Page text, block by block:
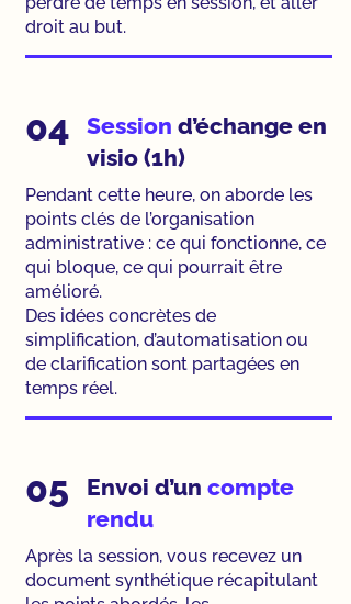
droit au but.
04 Session d’échange en
visio (1h)
Pendant cette heure, on aborde les
points clés de l’organisation
administrative : ce qui fonctionne, ce
qui bloque, ce qui pourrait être
amélioré.
Des idées concrètes de
simplification, d’automatisation ou
de clarification sont partagées en
temps réel.
05 Envoi d’un compte
rendu
Après la session, vous recevez un
document synthétique récapitulant